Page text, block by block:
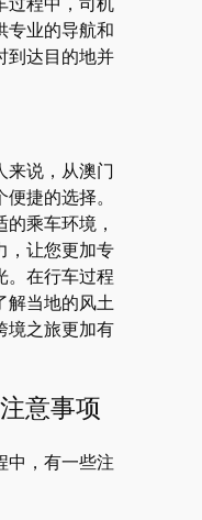
专业的导航和
到达目的地并
来说，从澳门
捷的选择。
乘车环境，
，让您更加专
。在行车过程
解当地的风土
境之旅更加有
意事项
中，有一些注